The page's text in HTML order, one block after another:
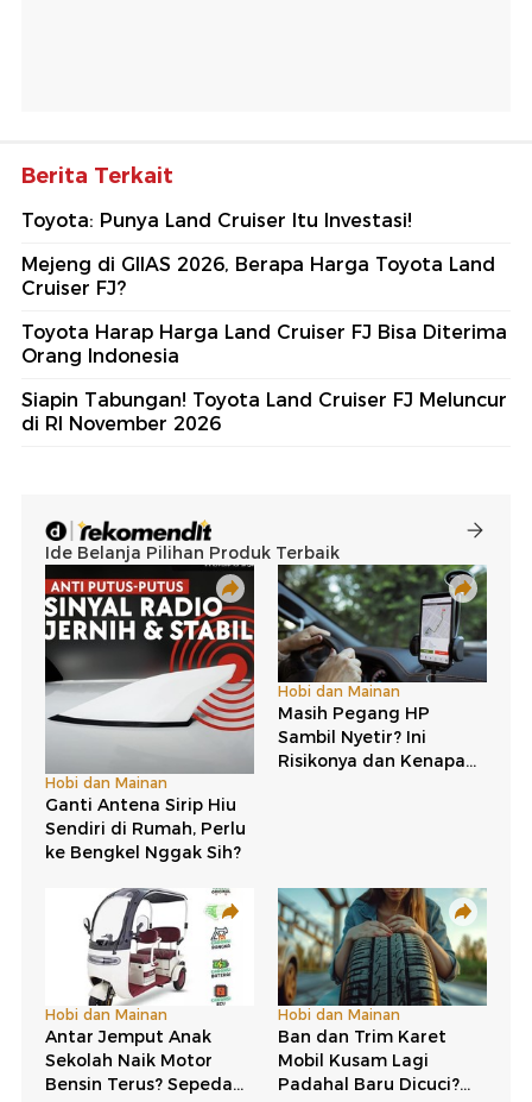
Berita Terkait
Toyota: Punya Land Cruiser Itu Investasi!
Mejeng di GIIAS 2026, Berapa Harga Toyota Land
Cruiser FJ?
Toyota Harap Harga Land Cruiser FJ Bisa Diterima
Orang Indonesia
Siapin Tabungan! Toyota Land Cruiser FJ Meluncur
di RI November 2026